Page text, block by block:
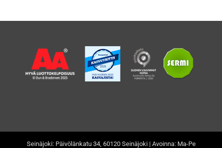
Seinäjoki: Päivölänkatu 34, 60120 Seinäjoki | Avoinna: Ma-Pe